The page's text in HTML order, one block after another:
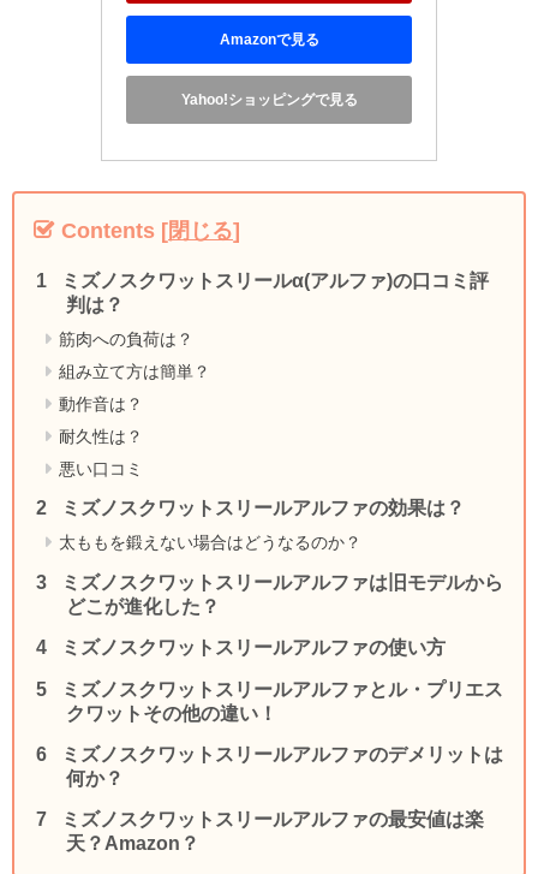
Amazonで見る
Yahoo!ショッピングで見る
Contents [閉じる]
ミズノスクワットスリールα(アルファ)の口コミ評
判は？
筋肉への負荷は？
組み立て方は簡単？
動作音は？
耐久性は？
悪い口コミ
ミズノスクワットスリールアルファの効果は？
太ももを鍛えない場合はどうなるのか？
ミズノスクワットスリールアルファは旧モデルから
どこが進化した？
ミズノスクワットスリールアルファの使い方
ミズノスクワットスリールアルファとル・プリエス
クワットその他の違い！
ミズノスクワットスリールアルファのデメリットは
何か？
ミズノスクワットスリールアルファの最安値は楽
天？Amazon？